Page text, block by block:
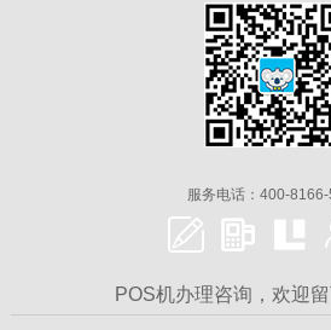
服务电话：400-
POS机办理咨询，欢迎